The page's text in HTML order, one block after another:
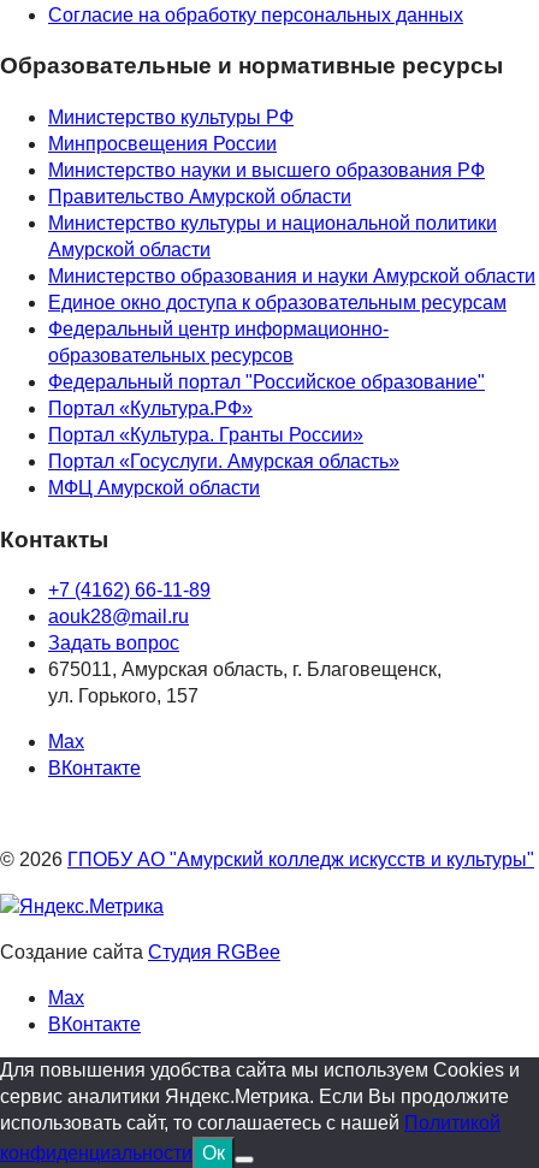
Согласие на обработку персональных данных
Образовательные и нормативные ресурсы
Министерство культуры РФ
Минпросвещения России
Министерство науки и высшего образования РФ
Правительство Амурской области
Министерство культуры и национальной политики
Амурской области
Министерство образования и науки Амурской области
Единое окно доступа к образовательным ресурсам
Федеральный центр информационно-
образовательных ресурсов
Федеральный портал "Российское образование"
Портал «Культура.РФ»
Портал «Культура. Гранты России»
Портал «Госуслуги. Амурская область»
МФЦ Амурской области
Контакты
+7 (4162) 66-11-89
aouk28@mail.ru
Задать вопрос
675011, Амурская область, г. Благовещенск,
ул. Горького, 157
Max
ВКонтакте
© 2026 ГПОБУ АО "Амурский колледж искусств и культуры"
Создание сайта Студия RGBee
Max
ВКонтакте
Для повышения удобства сайта мы используем Cookies и
сервис аналитики Яндекс.Метрика. Если Вы продолжите
использовать сайт, то соглашаетесь с нашей Политикой
конфиденциальности Ок